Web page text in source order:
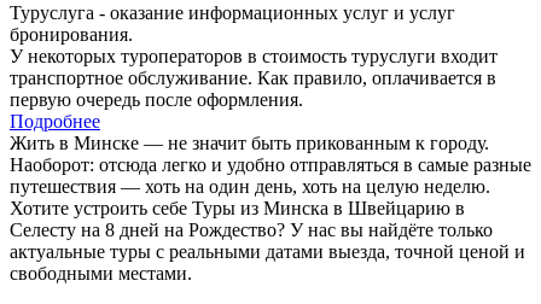
Туруслуга - оказание информационных услуг и услуг
бронирования.
У некоторых туроператоров в стоимость туруслуги входит
транспортное обслуживание. Как правило, оплачивается в
первую очередь после оформления.
Подробнее
Жить в Минске — не значит быть прикованным к городу.
Наоборот: отсюда легко и удобно отправляться в самые разные
путешествия — хоть на один день, хоть на целую неделю.
Хотите устроить себе Туры из Минска в Швейцарию в
Селесту на 8 дней на Рождество? У нас вы найдёте только
актуальные туры с реальными датами выезда, точной ценой и
свободными местами.